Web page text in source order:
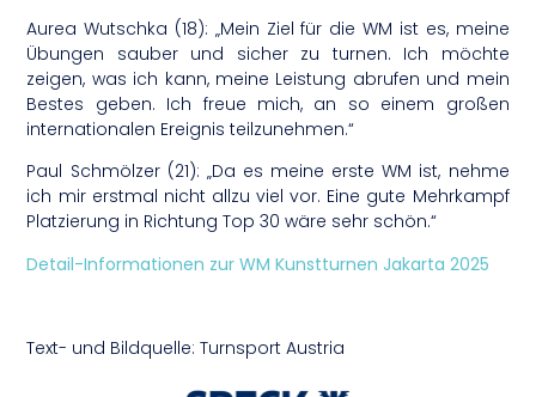
Aurea Wutschka (18): „Mein Ziel für die WM ist es, meine
Übungen sauber und sicher zu turnen. Ich möchte
zeigen, was ich kann, meine Leistung abrufen und mein
Bestes geben. Ich freue mich, an so einem großen
internationalen Ereignis teilzunehmen.“
Paul Schmölzer (21): „Da es meine erste WM ist, nehme
ich mir erstmal nicht allzu viel vor. Eine gute Mehrkampf
Platzierung in Richtung Top 30 wäre sehr schön.“
Detail-Informationen zur WM Kunstturnen Jakarta 2025
Text- und Bildquelle: Turnsport Austria